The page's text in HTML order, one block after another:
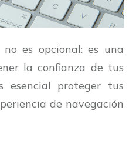
es opcional: es una
la confianza de tus
esencial proteger tus
de navegación